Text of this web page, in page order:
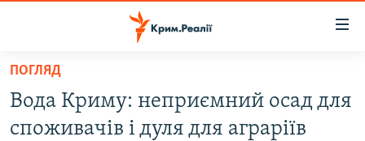
Перейти
основного
матеріалу
ВОДА.КРИМ
ПОГЛЯД
Вода Криму: неприємний осад для
споживачів і дуля для аграріїв